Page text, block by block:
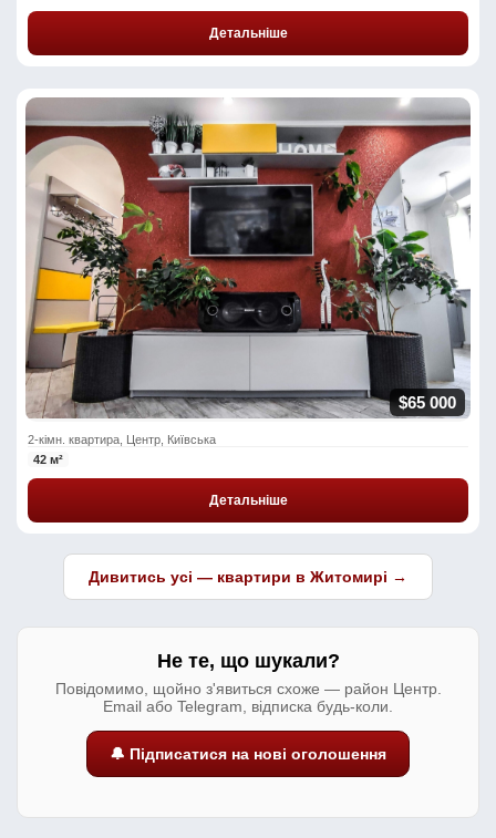
Детальніше
$65 000
2-кімн. квартира, Центр, Київська
42 м²
Детальніше
Дивитись усі — квартири в Житомирі →
Не те, що шукали?
Повідомимо, щойно з'явиться схоже — район Центр.
Email або Telegram, відписка будь-коли.
🔔 Підписатися на нові оголошення